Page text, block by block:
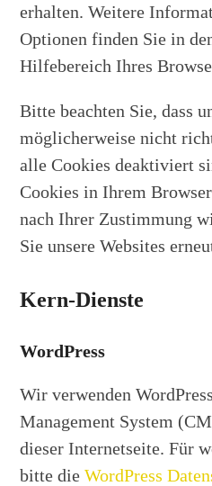
erhalten. Weitere
Optionen finden Sie in
Hilfebereich Ihres
Bitte beachten Sie, dass
möglicherweise nicht
alle Cookies deaktiviert
Cookies in Ihrem
nach Ihrer Zustimmung
Sie unsere Websites
Kern-Dienste
WordPress
Wir verwenden
Management System
dieser Internetseite. Für
bitte dieWordPress